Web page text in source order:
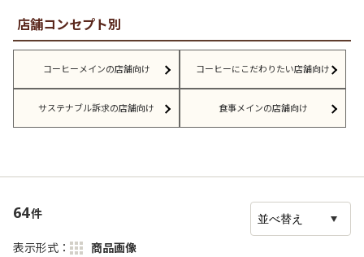
店舗コンセプト別
コーヒーメインの店舗向け コーヒーにこだわりたい店舗向け
サステナブル訴求の店舗向け 食事メインの店舗向け
64件
表示形式： 商品画像